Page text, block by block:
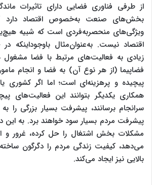
از طرفی فناوری فضایی دارای تاثیرات
بخش‌های صنعت به‌خصوص اقتصاد دارد
ویژگی‌های منحصربه‌فردی است که شبیه
اقتصاد نیست. به‌عنوان‌مثال باوجوداینکه
زیادی به فعالیت‌های مرتبط با فضا
فضاپیما (از هر نوع آن) به فضا و انجام
پیچیده و پرهزینه‌ای است؛ اما اگر کشوری
همکاری یکدیگر بتوانند این فعالیت‌های
سرانجام برسانند، پیشرفت بسیار بزرگی را
پیشرفت مردم بسیار سود خواهند برد. به این
مشکلات بخش اشتغال را حل کرده، غرور و
می‌دهد، کیفیت زندگی مردم را دگرگون
بالایی نیز ایجاد می‌کند.